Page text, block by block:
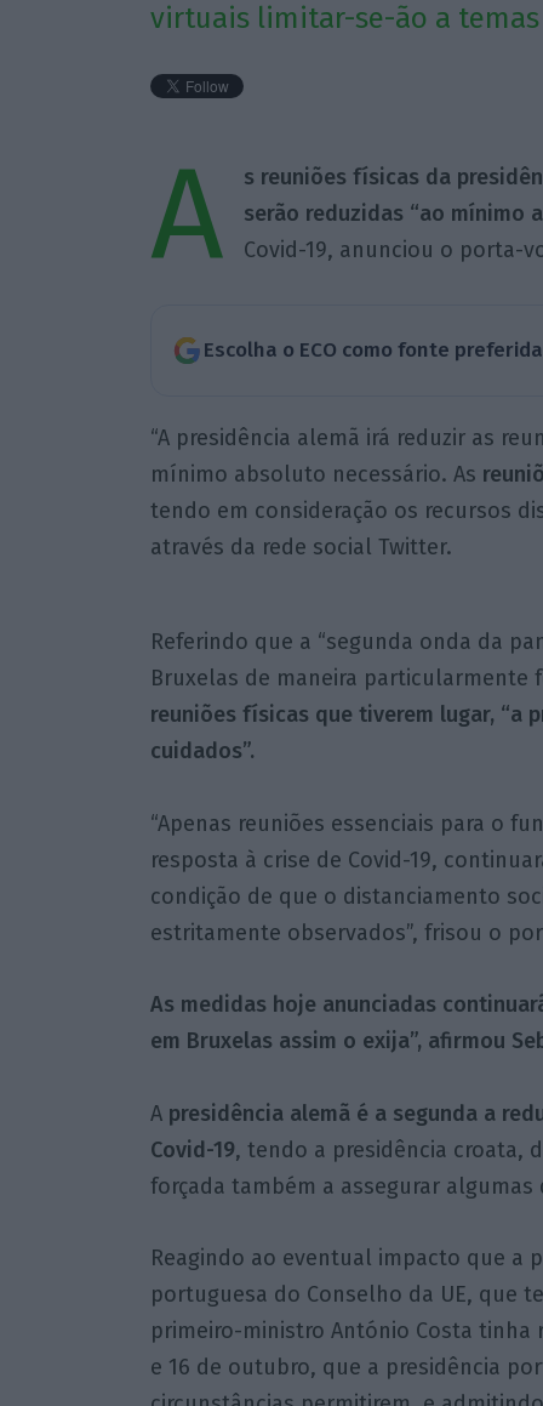
virtuais limitar-se-ão a
A
s reuniões físicas da
serão reduzidas “ao mínimo
Covid-19, anunciou o porta-
Escolha o ECO como fonte
“A presidência alemã irá reduzir as
mínimo absoluto necessário. As
tendo em consideração os recursos
através da rede social Twitter.
Referindo que a “segunda onda da
Bruxelas de maneira particularmente
reuniões físicas que tiverem lugar, “a
cuidados”.
“Apenas reuniões essenciais para o
resposta à crise de Covid-19,
condição de que o distanciamento
estritamente observados”, frisou o
As medidas hoje anunciadas
em Bruxelas assim o exija”, afirmou
A presidência alemã é a segunda a
Covid-19, tendo a presidência croata,
forçada também a assegurar
Reagindo ao eventual impacto que a
portuguesa do Conselho da UE, que
primeiro-ministro António Costa tinha
e 16 de outubro, que a presidência